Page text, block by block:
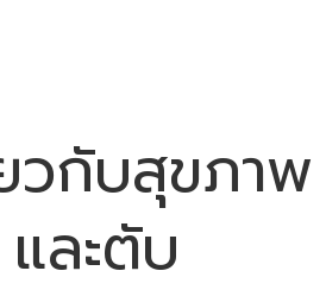
วกับสุขภา
ละตับ